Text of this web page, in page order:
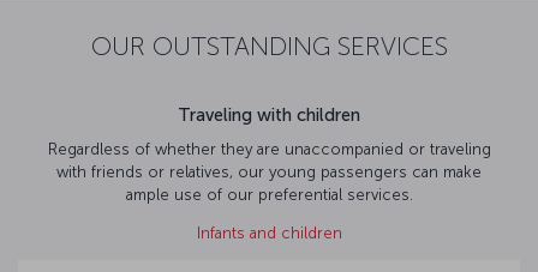
OUR OUTSTANDING SERVICES
Traveling with children
Regardless of whether they are unaccompanied or traveling
with friends or relatives, our young passengers can make
ample use of our preferential services.
Infants and children